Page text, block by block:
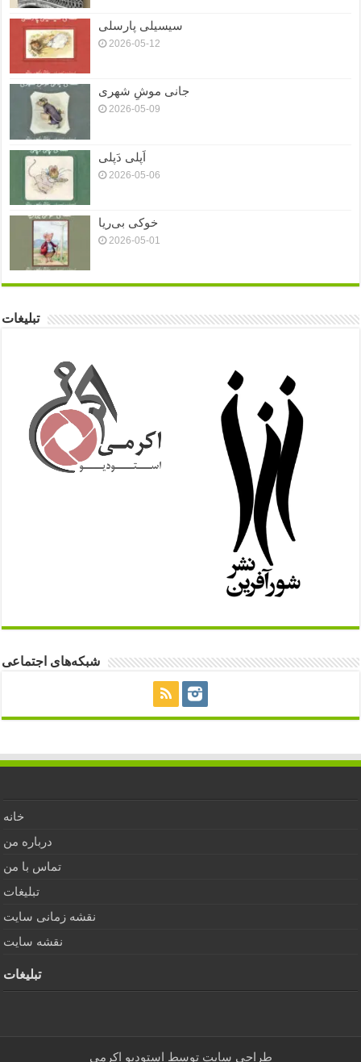
سیسیلی پارسلی
2026-05-12
جانی موشِ شهری
2026-05-09
اَپلی دَپلی
2026-05-06
خوکی بی‌ریا
2026-05-01
تبلیغات
شبکه‌های اجتماعی
خانه
درباره من
تماس با من
تبلیغات
نقشه زمانی سایت
نقشه سایت
تبلیغات
طراحی سایت توسط استودیو اکرمی